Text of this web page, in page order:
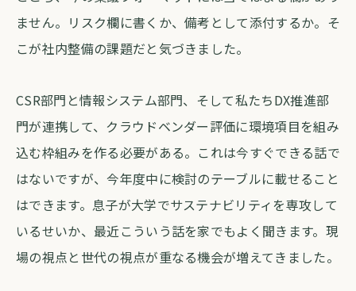
ません。リスク欄に書くか、備考として添付するか。そ
こが社内整備の課題だと気づきました。
CSR部門と情報システム部門、そして私たちDX推進部
門が連携して、クラウドベンダー評価に環境項目を組み
込む枠組みを作る必要がある。これは今すぐできる話で
はないですが、今年度中に検討のテーブルに載せること
はできます。息子が大学でサステナビリティを専攻して
いるせいか、最近こういう話を家でもよく聞きます。現
場の視点と世代の視点が重なる機会が増えてきました。